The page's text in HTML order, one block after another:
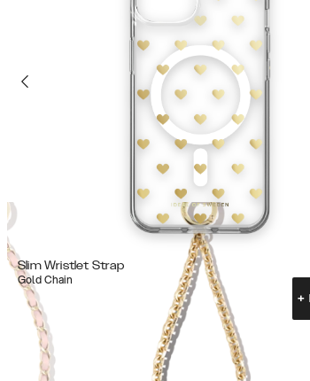
Slim Wristlet Strap
Gold Chain
+